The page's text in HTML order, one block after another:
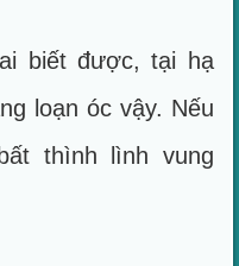
biết được, tại hạ
loạn óc vậy. Nếu
thình lình vung